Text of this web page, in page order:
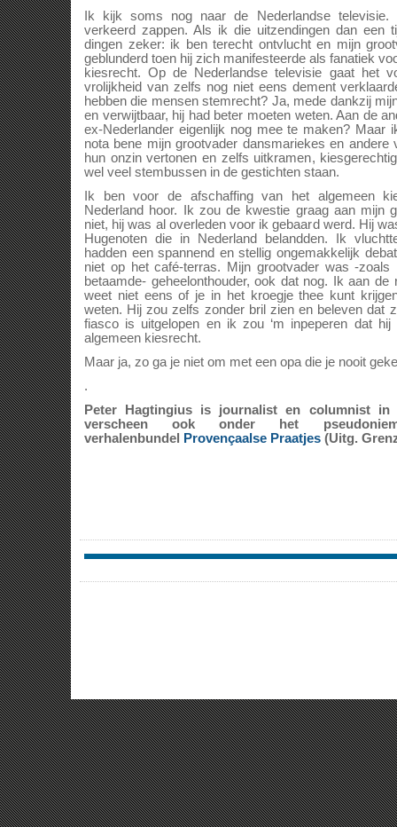
Ik kijk soms nog naar de Nederlandse
verkeerd zappen. Als ik die uitzendingen dan een
dingen zeker: ik ben terecht ontvlucht en mijn
geblunderd toen hij zich manifesteerde als fanatiek
kiesrecht. Op de Nederlandse televisie gaat het
vrolijkheid van zelfs nog niet eens dement
hebben die mensen stemrecht? Ja, mede dankzij
en verwijtbaar, hij had beter moeten weten. Aan de
ex-Nederlander eigenlijk nog mee te maken? Maar
nota bene mijn grootvader dansmariekes en andere
hun onzin vertonen en zelfs uitkramen,
wel veel stembussen in de gestichten staan.
Ik ben voor de afschaffing van het algemeen
Nederland hoor. Ik zou de kwestie graag aan mijn
niet, hij was al overleden voor ik gebaard werd. Hij
Hugenoten die in Nederland belandden. Ik
hadden een spannend en stellig ongemakkelijk
niet op het café-terras. Mijn grootvader was -
betaamde- geheelonthouder, ook dat nog. Ik aan
weet niet eens of je in het kroegje thee kunt
weten. Hij zou zelfs zonder bril zien en beleven dat
fiasco is uitgelopen en ik zou ‘m inpeperen dat
algemeen kiesrecht.
Maar ja, zo ga je niet om met een opa die je nooit
.
Peter Hagtingius is journalist en columnist in
verscheen ook onder het
verhalenbundel
Provençaalse Praatjes (Uitg.